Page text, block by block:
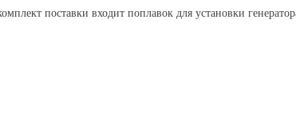
поставки входит поплавок для установки